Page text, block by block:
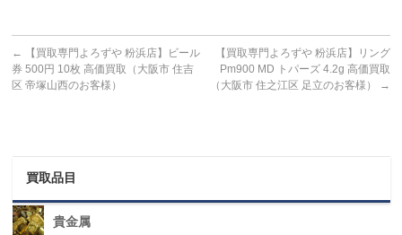
←
【買取専門よろずや 粉浜店】ビール
券 500円 10枚 高価買取（大阪市 住吉
区 帝塚山西のお客様）
【買取専門よろずや 粉浜店】リング
Pm900 MD トパーズ 4.2g 高価買取
（大阪市 住之江区 足立のお客様）
→
買取品目
貴金属